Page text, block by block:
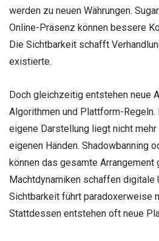
werden zu neuen Währungen.
Online-Präsenz können bessere
Die Sichtbarkeit schafft
existierte.
Doch gleichzeitig entstehen neue
Algorithmen und Plattform-
eigene Darstellung liegt nicht
eigenen Händen. Shadowbanning
können das gesamte Arrangement
Machtdynamiken schaffen digitale
Sichtbarkeit führt paradoxerweise
Stattdessen entstehen oft neue